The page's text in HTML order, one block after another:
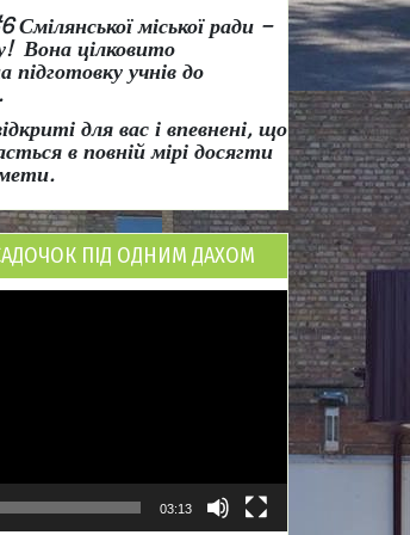
міської ради –
Вона цілковито
підготовку учнів до
для вас і впевнені, що
в повній мірі досягти
ПІД ОДНИМ ДАХОМ
03:13